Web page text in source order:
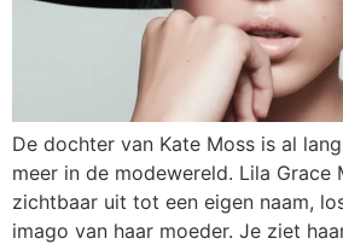
De dochter van Kate Moss is al
meer in de modewereld. Lila Grace
zichtbaar uit tot een eigen naam,
imago van haar moeder. Je ziet